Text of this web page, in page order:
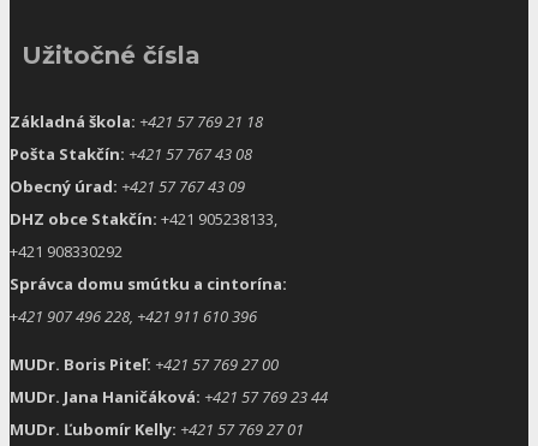
Užitočné čísla
Základná škola: +421 57 769 21 18
Pošta Stakčín: +421 57 767 43 08
Obecný úrad: +421 57 767 43 09
DHZ obce Stakčín: +421 905238133,
+421 908330292
Správca domu smútku a cintorína:
+421 907 496 228, +421 911 610 396
MUDr. Boris Piteľ: +421 57 769 27 00
MUDr. Jana Haničáková: +421 57 769 23 44
MUDr. Ľubomír Kelly: +421 57 769 27 01